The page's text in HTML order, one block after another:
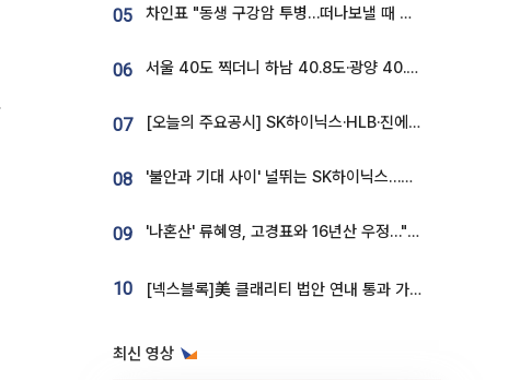
05 차인표 "동생 구강암 투병…떠나보낼 때 가장 힘들었다”
06 서울 40도 찍더니 하남 40.8도·광양 40.2도…전국 '펄펄'
07 [오늘의 주요공시] SK하이닉스·HLB·진에어·포스코홀딩스·네이버·대우건설 등
08 '불안과 기대 사이' 널뛰는 SK하이닉스…증권가 "HBM4·LTA 기반 펀터멘털 견고"
09 '나혼산' 류혜영, 고경표와 16년산 우정…"자취방서 부모님과 마주쳐"
10 [넥스블록]美 클래리티 법안 연내 통과 가능성 13%…상원 문턱서 제동
최신 영상